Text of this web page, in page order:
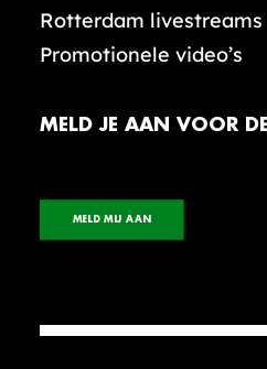
Rotterdam livestreams
Promotionele video’s
MELD JE AAN VOOR
MELD MIJ AAN